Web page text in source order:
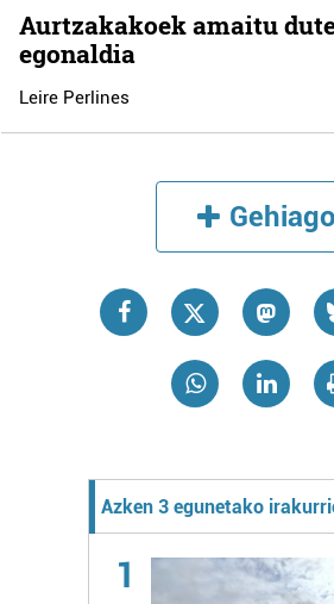
Aurtzakakoek amaitu
egonaldia
Leire Perlines
Gehiago
Azken 3 egunetako
1